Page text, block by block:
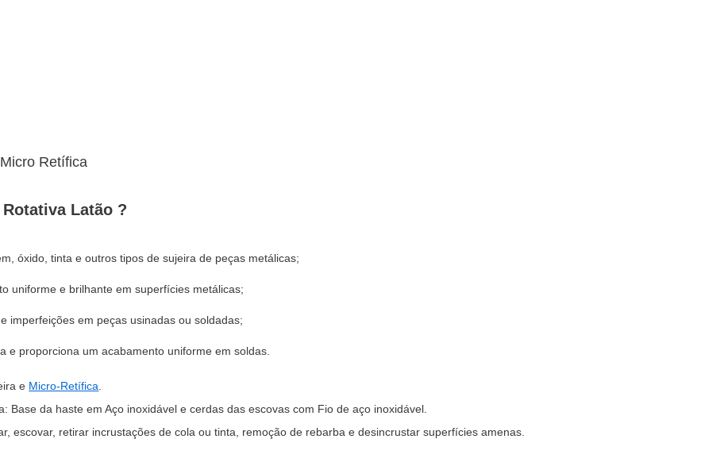
Latão ?
óxido, tinta e outros tipos de sujeira de peças metálicas;
uniforme e brilhante em superfícies metálicas;
imperfeições em peças usinadas ou soldadas;
e proporciona um acabamento uniforme em soldas.
e Micro-Retífica
Base da haste em Aço inoxidável e cerdas das escovas com Fio de aço inoxidável.
escovar, retirar incrustações de cola ou tinta, remoção de rebarba e desincrustar superfícies amenas.